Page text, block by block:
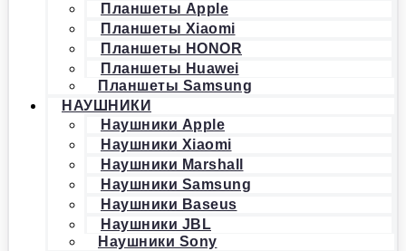
Планшеты Apple
Планшеты Xiaomi
Планшеты HONOR
Планшеты Huawei
Планшеты Samsung
НАУШНИКИ
Наушники Apple
Наушники Xiaomi
Наушники Marshall
Наушники Samsung
Наушники Baseus
Наушники JBL
Наушники Sony